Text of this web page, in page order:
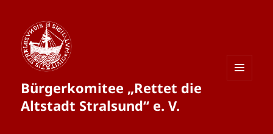
Bürgerkomitee „Rettet die
Altstadt Stralsund“ e. V.